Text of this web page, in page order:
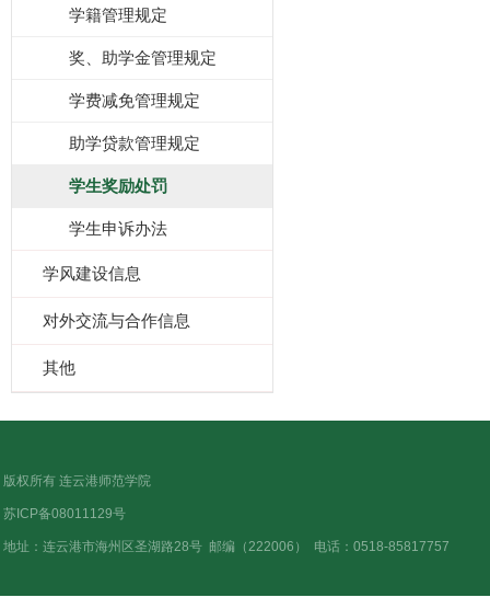
学籍管理规定
奖、助学金管理规定
学费减免管理规定
助学贷款管理规定
学生奖励处罚
学生申诉办法
学风建设信息
对外交流与合作信息
其他
版权所有 连云港师范学院
苏ICP备08011129号
地址：连云港市海州区圣湖路28号 邮编（222006） 电话：0518-85817757